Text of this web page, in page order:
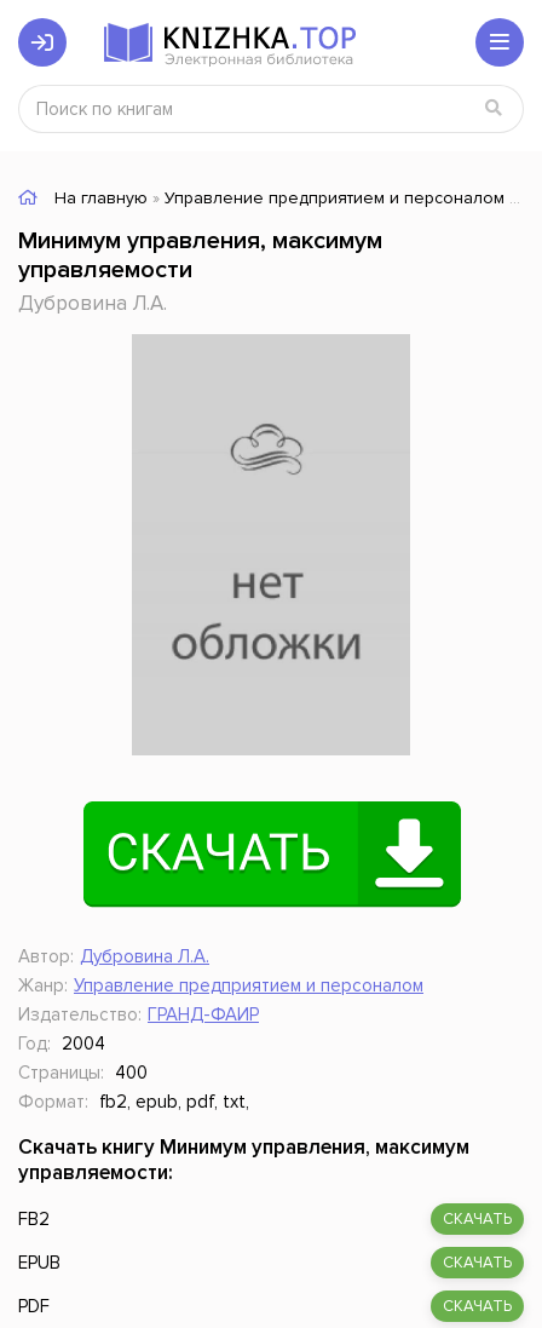
На главную » Управление предприятием и персоналом »
Минимум управления, максимум
управляемости
Дубровина Л.А.
Автор: Дубровина Л.А.
Жанр: Управление предприятием и персоналом
Издательство: ГРАНД-ФАИР
Год:
2004
Страницы:
400
Формат:
fb2, epub, pdf, txt,
Скачать книгу Минимум управления, максимум
управляемости:
FB2 СКАЧАТЬ
EPUB СКАЧАТЬ
PDF СКАЧАТЬ